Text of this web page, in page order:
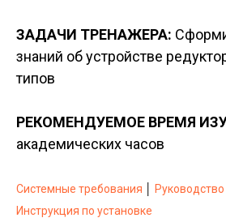
ЗАДАЧИ ТРЕНАЖЕРА:
знаний об устройстве
типов
РЕКОМЕНДУЕМОЕ ВРЕМЯ
академических часов
Системные требования
Инструкция по установке